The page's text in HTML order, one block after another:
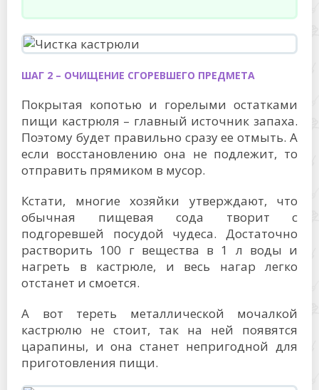
ШАГ 2 – ОЧИЩЕНИЕ СГОРЕВШЕГО ПРЕДМЕТА
Покрытая копотью и горелыми остатками
пищи кастрюля – главный источник запаха.
Поэтому будет правильно сразу ее отмыть. А
если восстановлению она не подлежит, то
отправить прямиком в мусор.
Кстати, многие хозяйки утверждают, что
обычная пищевая сода творит с
подгоревшей посудой чудеса. Достаточно
растворить 100 г вещества в 1 л воды и
нагреть в кастрюле, и весь нагар легко
отстанет и смоется.
А вот тереть металлической мочалкой
кастрюлю не стоит, так на ней появятся
царапины, и она станет непригодной для
приготовления пищи.